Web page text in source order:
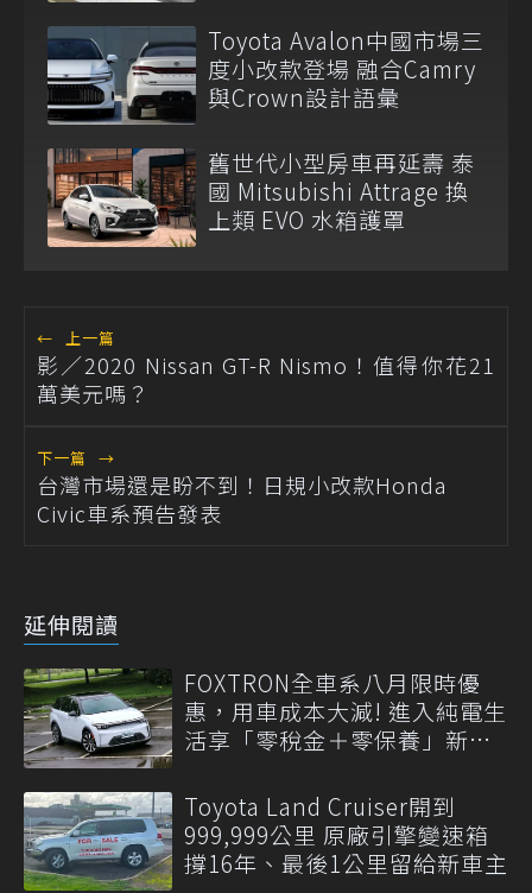
Toyota Avalon中國市場三
度小改款登場 融合Camry
與Crown設計語彙
舊世代小型房車再延壽 泰
國 Mitsubishi Attrage 換
上類 EVO 水箱護罩
← 上一篇
影／2020 Nissan GT-R Nismo！值得你花21
萬美元嗎？
下一篇 →
台灣市場還是盼不到！日規小改款Honda
Civic車系預告發表
延伸閱讀
FOXTRON全車系八月限時優
惠，用車成本大減! 進入純電生
活享「零稅金＋零保養」新時
Toyota Land Cruiser開到
999,999公里 原廠引擎變速箱
撐16年、最後1公里留給新車主